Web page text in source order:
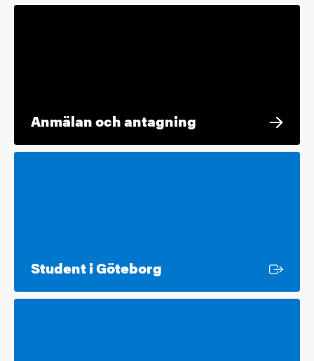
Anmälan och antagning
Student i Göteborg